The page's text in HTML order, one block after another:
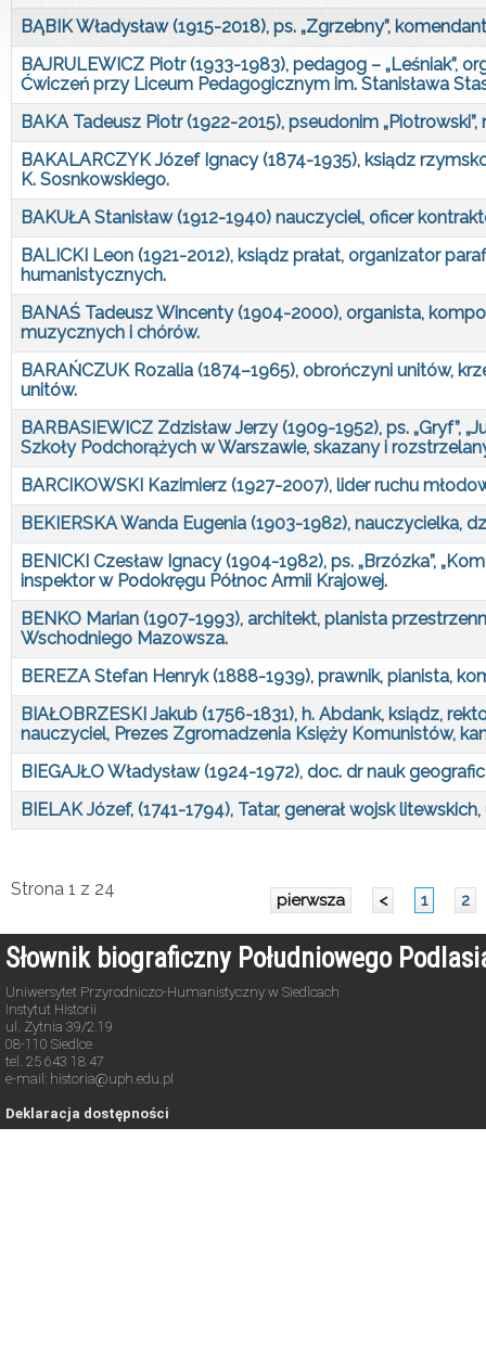
BĄBIK Władysław (1915-2018), ps. „Zgrzebny”,
BAJRULEWICZ Piotr (1933-1983), pedagog – „Leśniak”,
Ćwiczeń przy Liceum Pedagogicznym im. Stanisława
BAKA Tadeusz Piotr (1922-2015), pseudonim
BAKALARCZYK Józef Ignacy (1874-1935), ksiądz
K. Sosnkowskiego.
BAKUŁA Stanisław (1912-1940) nauczyciel, oficer
BALICKI Leon (1921-2012), ksiądz prałat, organizator
humanistycznych.
BANAŚ Tadeusz Wincenty (1904-2000), organista,
muzycznych i chórów.
BARAŃCZUK Rozalia (1874–1965), obrończyni unitów,
unitów.
BARBASIEWICZ Zdzisław Jerzy (1909-1952), ps. „Gryf”,
Szkoły Podchorążych w Warszawie, skazany i
BARCIKOWSKI Kazimierz (1927-2007), lider ruchu
BEKIERSKA Wanda Eugenia (1903-1982), nauczycielka,
BENICKI Czesław Ignacy (1904-1982), ps. „Brzózka”,
inspektor w Podokręgu Północ Armii Krajowej.
BENKO Marian (1907-1993), architekt, planista
Wschodniego Mazowsza.
BEREZA Stefan Henryk (1888-1939), prawnik, pianista,
BIAŁOBRZESKI Jakub (1756-1831), h. Abdank, ksiądz,
nauczyciel, Prezes Zgromadzenia Księży Komunistów,
BIEGAJŁO Władysław (1924-1972), doc. dr nauk
BIELAK Józef, (1741-1794), Tatar, generał wojsk
Strona 1 z 24
pierwsza < 1 2
Słownik biograficzny Południowego
Uniwersytet Przyrodniczo-Humanistyczny w Siedlcach
Instytut Historii
ul. Żytnia 39/2.19
08-110 Siedlce
tel. 25 643 18 47
e-mail: historia@uph.edu.pl
Deklaracja dostępności